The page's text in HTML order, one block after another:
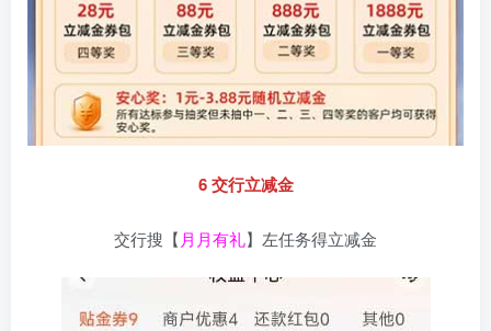
6 交行立减金
交行搜【 月月有礼】左任务得立减金